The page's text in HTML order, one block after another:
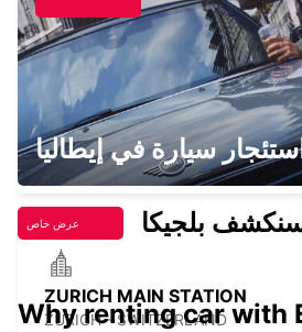
CHAM ZUG AMAG
CHAM - SWITZERLAND
ZURICH MAIN STATION
ZURICH - SWITZERLAND
سيارة في إيطاليا
عرض خاص بلجيكا
Why renting car with